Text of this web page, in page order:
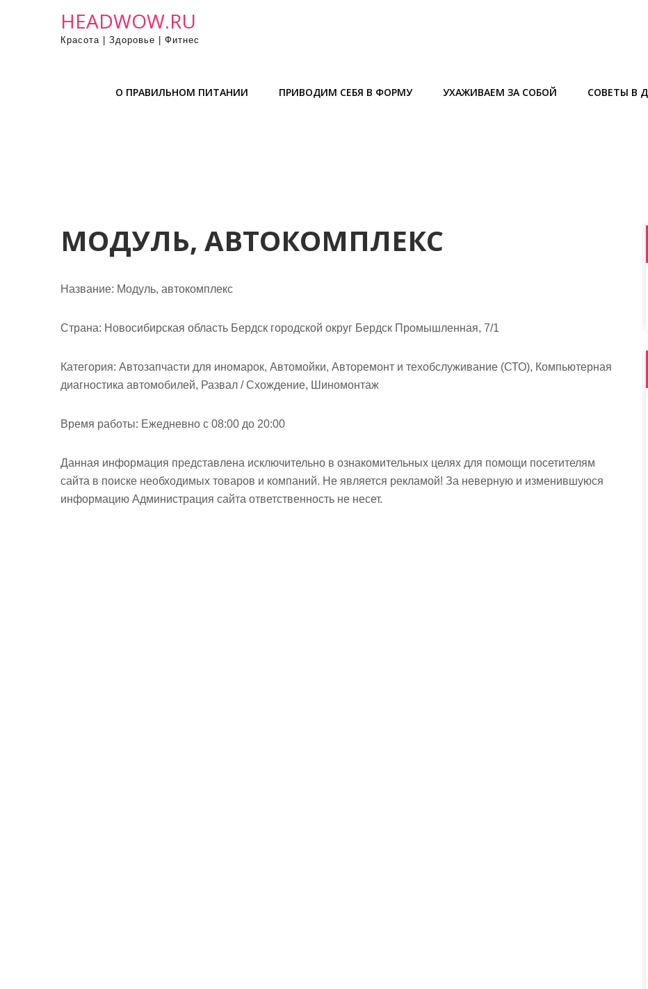
HEADWOW.RU
Красота | Здоровье | Фитнес
О ПРАВИЛЬНОМ ПИТАНИИ ПРИВОДИМ СЕБЯ В ФОРМУ УХАЖИВАЕМ ЗА СОБОЙ СОВЕТЫ В
МОДУЛЬ, АВТОКОМПЛЕКС
Название: Модуль, автокомплекс
Страна: Новосибирская область Бердск городской округ Бердск Промышленная, 7/1
Категория: Автозапчасти для иномарок, Автомойки, Авторемонт и техобслуживание (СТО), Компьютерная
диагностика автомобилей, Развал / Схождение, Шиномонтаж
Время работы: Ежедневно с 08:00 до 20:00
Данная информация представлена исключительно в ознакомительных целях для помощи посетителям
сайта в поиске необходимых товаров и компаний. Не является рекламой! За неверную и изменившуюся
информацию Администрация сайта ответственность не несет.